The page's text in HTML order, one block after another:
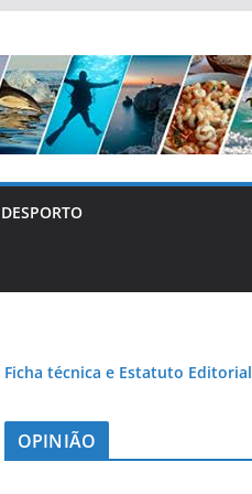
DESPORTO
Ficha técnica e Estatuto Editorial
OPINIÃO